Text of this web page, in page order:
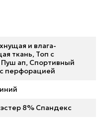
и влага-
ткань, Топ с
ап, Спортивный
перфорацией
8% Спандекс